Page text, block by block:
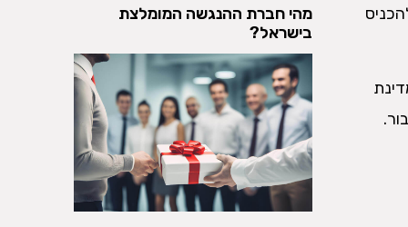
מהי חברת ההנגשה המומלצת
בישראל?